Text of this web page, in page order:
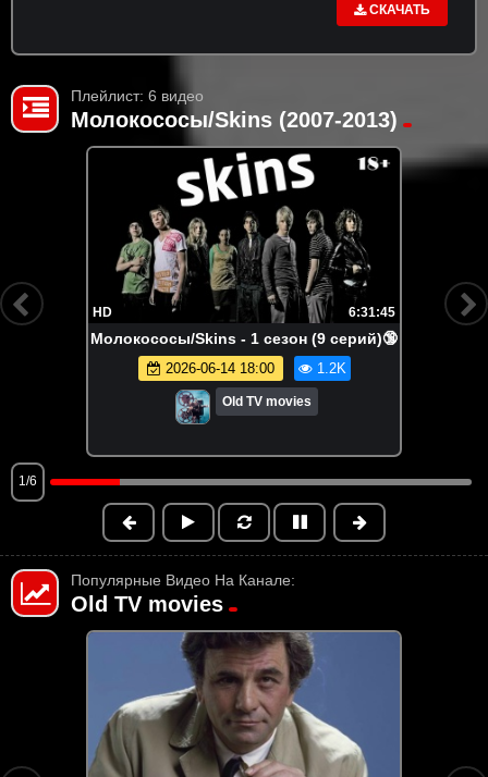
СКАЧАТЬ
Плейлист: 6 видео
Молокососы/Skins (2007-2013)
HD 6:31:45
Молокососы/Skins - 1 сезон (9 серий)🔞
2026-06-14 18:00 1.2K
Old TV movies
1/6
Популярные Видео На Канале:
Old TV movies